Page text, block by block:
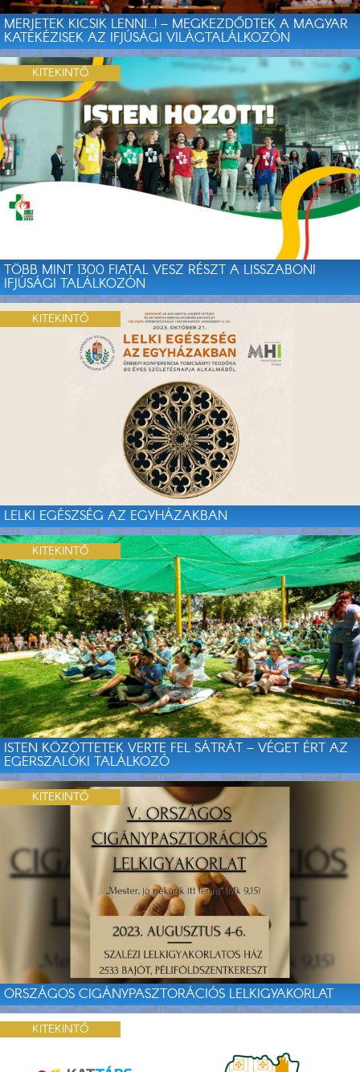
MERJETEK KICSIK LENNI…! – MEGKEZDŐDTEK A MAGYAR
KATEKÉZISEK AZ IFJÚSÁGI VILÁGTALÁLKOZÓN
TÖBB MINT 1300 FIATAL VESZ RÉSZT A LISSZABONI
IFJÚSÁGI TALÁLKOZÓN
KITEKINTŐ
LELKI EGÉSZSÉG AZ EGYHÁZAKBAN
KITEKINTŐ
ISTEN KÖZÖTTETEK VERTE FEL SÁTRÁT – VÉGET ÉRT AZ
EGERSZALÓKI TALÁLKOZÓ
KITEKINTŐ
ORSZÁGOS CIGÁNYPASZTORÁCIÓS LELKIGYAKORLAT
KITEKINTŐ
KITEKINTŐ